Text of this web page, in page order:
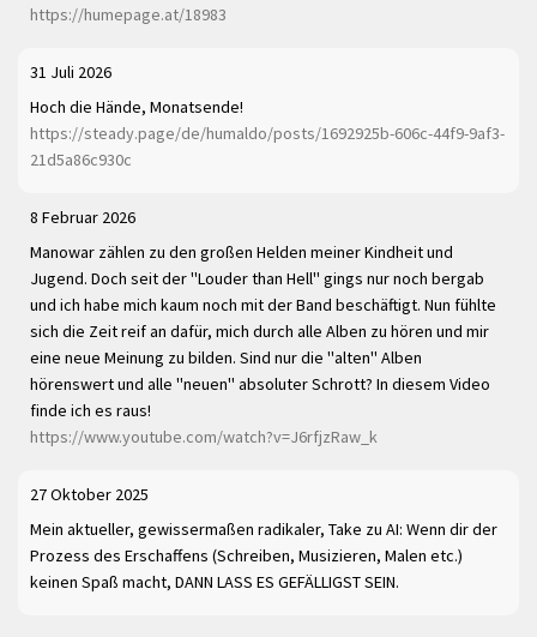
https://humepage.at/18983
31 Juli 2026
Hoch die Hände, Monatsende!
https://steady.page/de/humaldo/posts/1692925b-606c-44f9-9af3-
21d5a86c930c
8 Februar 2026
Manowar zählen zu den großen Helden meiner Kindheit und
Jugend. Doch seit der "Louder than Hell" gings nur noch bergab
und ich habe mich kaum noch mit der Band beschäftigt. Nun fühlte
sich die Zeit reif an dafür, mich durch alle Alben zu hören und mir
eine neue Meinung zu bilden. Sind nur die "alten" Alben
hörenswert und alle "neuen" absoluter Schrott? In diesem Video
finde ich es raus!
https://www.youtube.com/watch?v=J6rfjzRaw_k
27 Oktober 2025
Mein aktueller, gewissermaßen radikaler, Take zu AI: Wenn dir der
Prozess des Erschaffens (Schreiben, Musizieren, Malen etc.)
keinen Spaß macht, DANN LASS ES GEFÄLLIGST SEIN.